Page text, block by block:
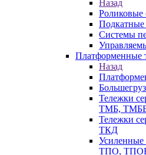
Назад
Роликовые
Системы
Платформенные
Назад
Тележки
ТМБ,
Тележки
ТКД
Усиленные
ТПО,